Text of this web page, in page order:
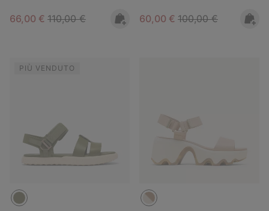
Sale price:
66,00 € Regular price:
110,00 € Sale price:
60,00 € Regular price:
100,00 €
PIÙ VENDUTO